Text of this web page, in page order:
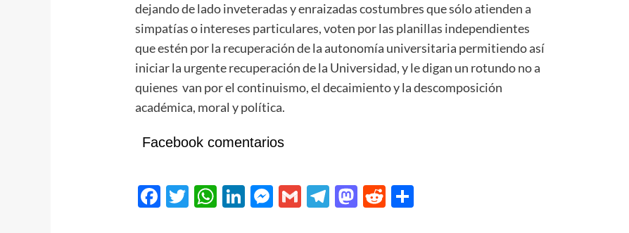
dejando de lado inveteradas y enraizadas costumbres que sólo atienden a
simpatías o intereses particulares, voten por las planillas independientes
que estén por la recuperación de la autonomía universitaria permitiendo así
iniciar la urgente recuperación de la Universidad, y le digan un rotundo no a
quienes van por el continuismo, el decaimiento y la descomposición
académica, moral y política.
Facebook comentarios
Facebook
Twitter
WhatsApp
LinkedIn
Messenger
GmailTelegram
Mastodon
Reddit